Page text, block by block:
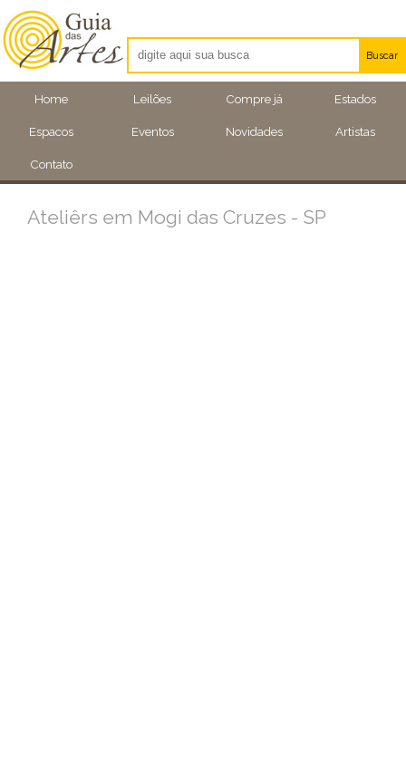
Home Leilões Compre já Estados
Espacos Eventos Novidades Artistas
Contato
Buscar
Artistas
Eventos
Ateliêrs em Mogi das Cruzes - SP